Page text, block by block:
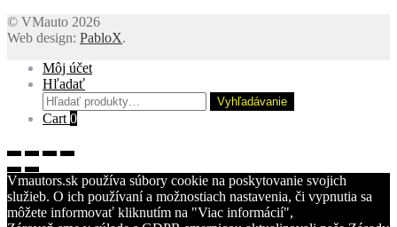
© VMauto 2026
Web design: PabloX.
Môj účet
Hľadať
Hľadať:
Vyhľadávanie
Cart 0
Vmautors.sk používa súbory cookie na poskytovanie svojich
služieb. O ich používaní a možnostiach nastavenia, či vypnutia sa
môžete informovať kliknutím na "Viac informácií",